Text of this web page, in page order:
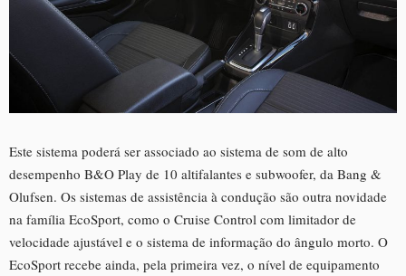
Este sistema poderá ser associado ao sistema de som de alto
desempenho B&O Play de 10 altifalantes e subwoofer, da Bang &
Olufsen. Os sistemas de assistência à condução são outra novidade
na família EcoSport, como o Cruise Control com limitador de
velocidade ajustável e o sistema de informação do ângulo morto. O
EcoSport recebe ainda, pela primeira vez, o nível de equipamento